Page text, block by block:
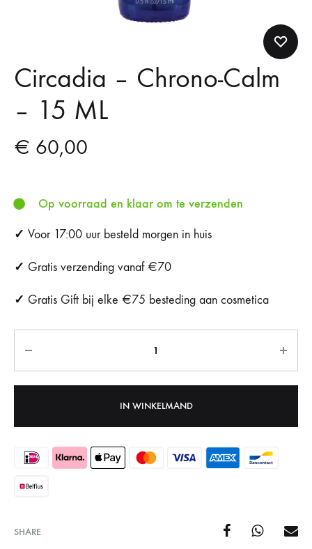
Circadia – Chrono-Calm
– 15 ML
€ 60,00
Op voorraad en klaar om te verzenden
✓ Voor 17:00 uur besteld morgen in huis
✓ Gratis verzending vanaf €70
✓ Gratis Gift bij elke €75 besteding aan cosmetica
IN WINKELMAND
SHARE